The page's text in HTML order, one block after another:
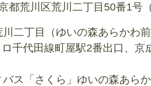
荒川区荒川二丁目50番1号
二丁目（ゆいの森あらかわ
田線町屋駅2番出口、京成
ス「さくら」ゆいの森あらか